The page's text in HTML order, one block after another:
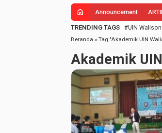
home Announcement
TRENDING TAGS #UIN
Beranda » Tag "Akademik UIN
Akademik